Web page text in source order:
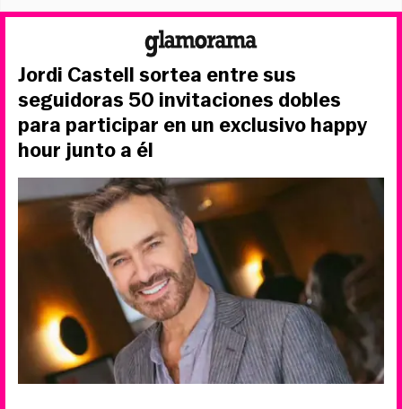
Jordi Castell sortea entre sus
seguidoras 50 invitaciones dobles
para participar en un exclusivo happy
hour junto a él